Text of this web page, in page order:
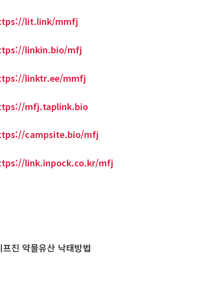
lit.link/mmfj
linkin.bio/mfj
linktr.ee/mmfj
mfj.taplink.bio
campsite.bio/mfj
link.inpock.co.kr/mfj
진 약물유산 낙태방법